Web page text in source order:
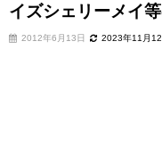
イズシェリーメイ
2012年6月13日 2023年11月12